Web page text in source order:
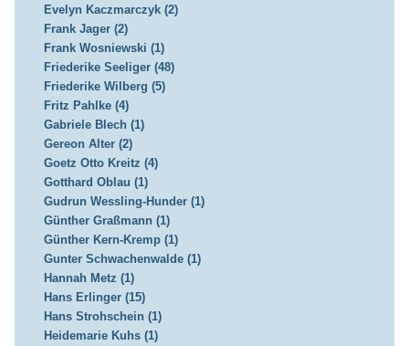
Evelyn Kaczmarczyk (2)
Frank Jager (2)
Frank Wosniewski (1)
Friederike Seeliger (48)
Friederike Wilberg (5)
Fritz Pahlke (4)
Gabriele Blech (1)
Gereon Alter (2)
Goetz Otto Kreitz (4)
Gotthard Oblau (1)
Gudrun Wessling-Hunder (1)
Günther Graßmann (1)
Günther Kern-Kremp (1)
Gunter Schwachenwalde (1)
Hannah Metz (1)
Hans Erlinger (15)
Hans Strohschein (1)
Heidemarie Kuhs (1)